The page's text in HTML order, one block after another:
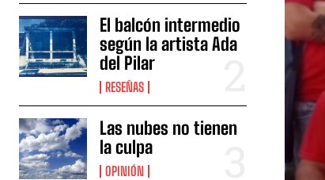
El balcón intermedio
según la artista Ada
del Pilar
RESEÑAS
Las nubes no tienen
la culpa
OPINIÓN